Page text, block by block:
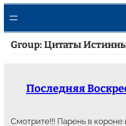
Group: Цитаты
Последняя
Смотрите!!! Парень в короне